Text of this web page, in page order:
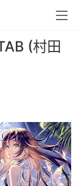
(村田